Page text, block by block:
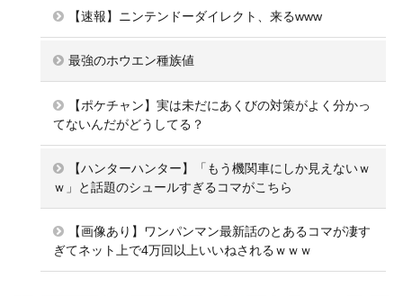
【速報】ニンテンドーダイレクト、来るwww
最強のホウエン種族値
【ポケチャン】実は未だにあくびの対策がよく分かっ
てないんだがどうしてる？
【ハンターハンター】「もう機関車にしか見えないｗ
ｗ」と話題のシュールすぎるコマがこちら
【画像あり】ワンパンマン最新話のとあるコマが凄す
ぎてネット上で4万回以上いいねされるｗｗｗ